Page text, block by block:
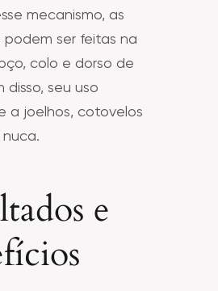
mecanismo, as
podem ser feitas na
colo e dorso de
disso, seu uso
a joelhos, cotovelos
e